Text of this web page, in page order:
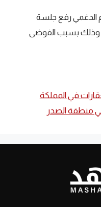
الدغمي رفع جلسة
وذلك بسبب الفوضى
في المملكة
منطقة الصدر